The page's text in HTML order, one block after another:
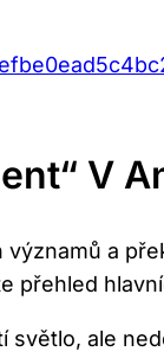
V
a
přehled
ale